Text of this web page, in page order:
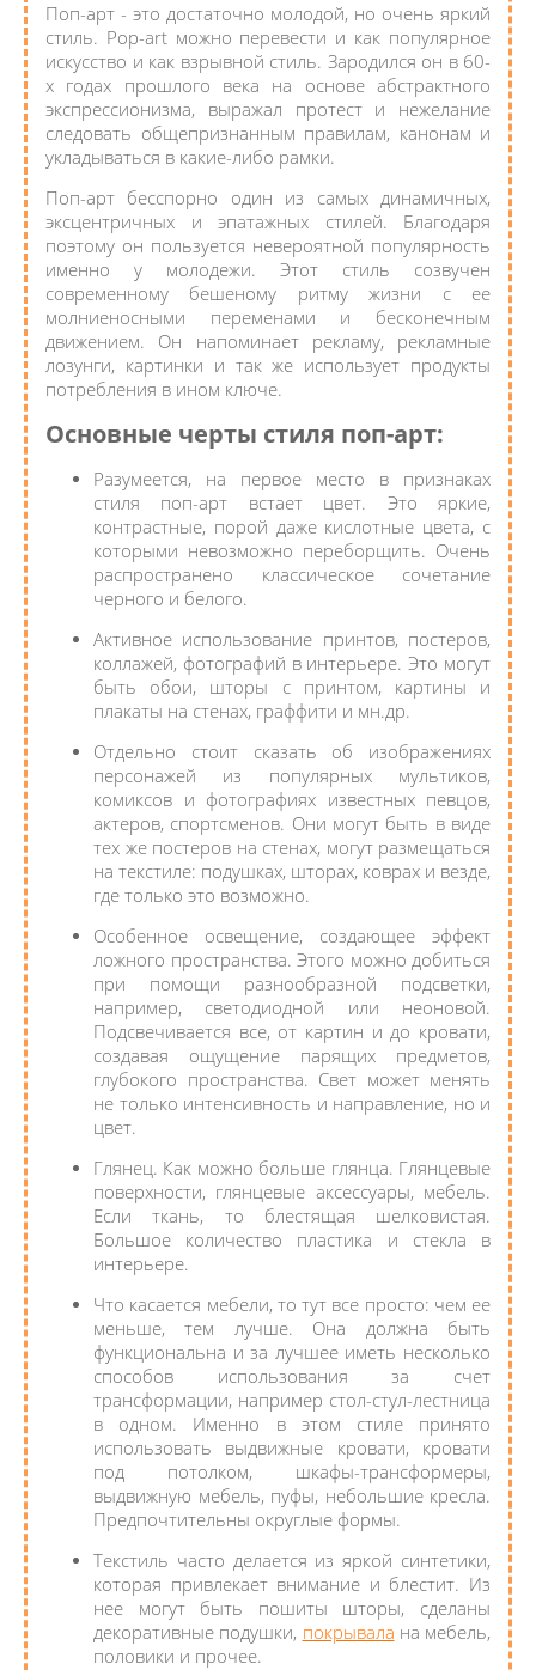
Поп-арт - это достаточно молодой, но очень яркий
стиль. Pop-art можно перевести и как популярное
искусство и как взрывной стиль. Зародился он в 60-
х годах прошлого века на основе абстрактного
экспрессионизма, выражал протест и нежелание
следовать общепризнанным правилам, канонам и
укладываться в какие-либо рамки.
Поп-арт бесспорно один из самых динамичных,
эксцентричных и эпатажных стилей. Благодаря
поэтому он пользуется невероятной популярность
именно у молодежи. Этот стиль созвучен
современному бешеному ритму жизни с ее
молниеносными переменами и бесконечным
движением. Он напоминает рекламу, рекламные
лозунги, картинки и так же использует продукты
потребления в ином ключе.
Основные черты стиля поп-арт:
Разумеется, на первое место в признаках
стиля поп-арт встает цвет. Это яркие,
контрастные, порой даже кислотные цвета, с
которыми невозможно переборщить. Очень
распространено классическое сочетание
черного и белого.
Активное использование принтов, постеров,
коллажей, фотографий в интерьере. Это могут
быть обои, шторы с принтом, картины и
плакаты на стенах, граффити и мн.др.
Отдельно стоит сказать об изображениях
персонажей из популярных мультиков,
комиксов и фотографиях известных певцов,
актеров, спортсменов. Они могут быть в виде
тех же постеров на стенах, могут размещаться
на текстиле: подушках, шторах, коврах и везде,
где только это возможно.
Особенное освещение, создающее эффект
ложного пространства. Этого можно добиться
при помощи разнообразной подсветки,
например, светодиодной или неоновой.
Подсвечивается все, от картин и до кровати,
создавая ощущение парящих предметов,
глубокого пространства. Свет может менять
не только интенсивность и направление, но и
цвет.
Глянец. Как можно больше глянца. Глянцевые
поверхности, глянцевые аксессуары, мебель.
Если ткань, то блестящая шелковистая.
Большое количество пластика и стекла в
интерьере.
Что касается мебели, то тут все просто: чем ее
меньше, тем лучше. Она должна быть
функциональна и за лучшее иметь несколько
способов использования за счет
трансформации, например стол-стул-лестница
в одном. Именно в этом стиле принято
использовать выдвижные кровати, кровати
под потолком, шкафы-трансформеры,
выдвижную мебель, пуфы, небольшие кресла.
Предпочтительны округлые формы.
Текстиль часто делается из яркой синтетики,
которая привлекает внимание и блестит. Из
нее могут быть пошиты шторы, сделаны
декоративные подушки, покрывала на мебель,
половики и прочее.